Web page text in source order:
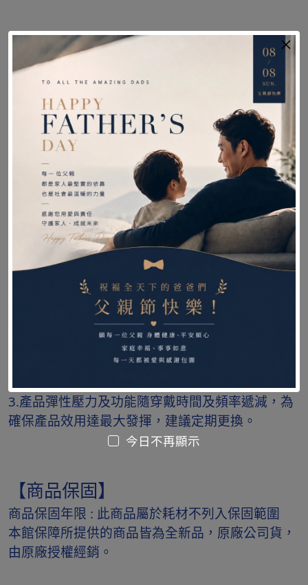
【適用對象】
腰部痠痛
經常彎腰
年長的需要腰部支撐的使用者
【小提醒】
1.護具主要為輔助和保護作用，並不能替代應有的
治療。
2.選擇護具時，請斟酌考量使用者的身體狀況和需
要再選購。
【注意事項 】
1.穿戴後如有不適，請即停止使用並就醫診療。
2.清潔用中性洗劑沖洗後攤平風乾，請勿日照、熱
3.產品彈性壓力及功能隨穿戴時間及頻率遞減，為
確保產品效用達最大發揮，建議定期更換。
【商品保固】
商品保固年限 : 此商品屬於耗材不列入保固範圍
本館保障所提供的商品皆為全新品，原廠公司貨，
由原廠授權經銷。
今日不再顯示